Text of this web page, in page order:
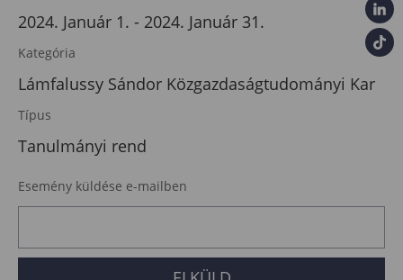
2024. Január 1. - 2024. Január 31.
Kategória
Lámfalussy Sándor Közgazdaságtudományi Kar
Típus
Tanulmányi rend
Esemény küldése e-mailben